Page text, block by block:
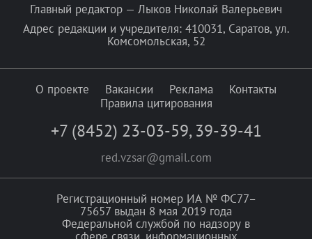
Главный редактор — Лыков Николай Валерьевич
Адрес редакции и учредителя: 410031, Саратов, ул.
Комсомольская, 52
О проекте Вакансии Реклама
Контакты
Правила цитирования
+7 (8452) 23-03-59, 39-39-41
red.vzsar@gmail.com
Регистрационный номер ИА № ФС77–
75657 выдан 8 мая 2019 года
Федеральной службой по надзору в